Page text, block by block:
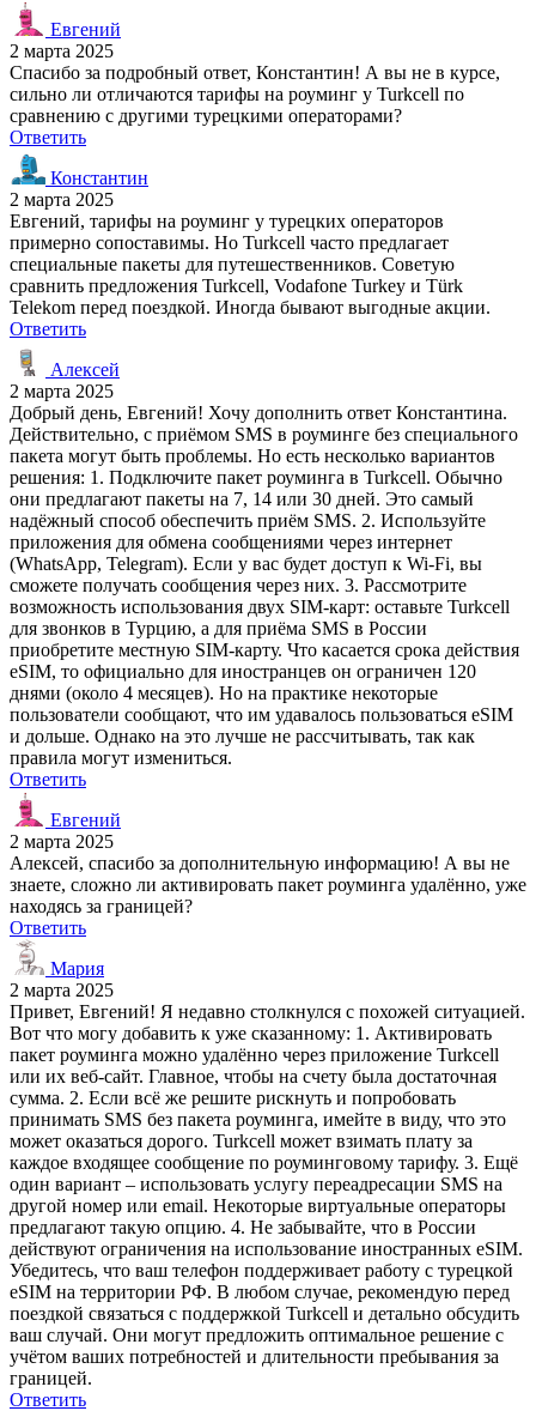
Евгений
2 марта 2025
Спасибо за подробный ответ, Константин! А вы не в курсе,
сильно ли отличаются тарифы на роуминг у Turkcell по
сравнению с другими турецкими операторами?
Ответить
Константин
2 марта 2025
Евгений, тарифы на роуминг у турецких операторов
примерно сопоставимы. Но Turkcell часто предлагает
специальные пакеты для путешественников. Советую
сравнить предложения Turkcell, Vodafone Turkey и Türk
Telekom перед поездкой. Иногда бывают выгодные акции.
Ответить
Алексей
2 марта 2025
Добрый день, Евгений! Хочу дополнить ответ Константина.
Действительно, с приёмом SMS в роуминге без специального
пакета могут быть проблемы. Но есть несколько вариантов
решения: 1. Подключите пакет роуминга в Turkcell. Обычно
они предлагают пакеты на 7, 14 или 30 дней. Это самый
надёжный способ обеспечить приём SMS. 2. Используйте
приложения для обмена сообщениями через интернет
(WhatsApp, Telegram). Если у вас будет доступ к Wi-Fi, вы
сможете получать сообщения через них. 3. Рассмотрите
возможность использования двух SIM-карт: оставьте Turkcell
для звонков в Турцию, а для приёма SMS в России
приобретите местную SIM-карту. Что касается срока действия
eSIM, то официально для иностранцев он ограничен 120
днями (около 4 месяцев). Но на практике некоторые
пользователи сообщают, что им удавалось пользоваться eSIM
и дольше. Однако на это лучше не рассчитывать, так как
правила могут измениться.
Ответить
Евгений
2 марта 2025
Алексей, спасибо за дополнительную информацию! А вы не
знаете, сложно ли активировать пакет роуминга удалённо, уже
находясь за границей?
Ответить
Мария
2 марта 2025
Привет, Евгений! Я недавно столкнулся с похожей ситуацией.
Вот что могу добавить к уже сказанному: 1. Активировать
пакет роуминга можно удалённо через приложение Turkcell
или их веб-сайт. Главное, чтобы на счету была достаточная
сумма. 2. Если всё же решите рискнуть и попробовать
принимать SMS без пакета роуминга, имейте в виду, что это
может оказаться дорого. Turkcell может взимать плату за
каждое входящее сообщение по роуминговому тарифу. 3. Ещё
один вариант – использовать услугу переадресации SMS на
другой номер или email. Некоторые виртуальные операторы
предлагают такую опцию. 4. Не забывайте, что в России
действуют ограничения на использование иностранных eSIM.
Убедитесь, что ваш телефон поддерживает работу с турецкой
eSIM на территории РФ. В любом случае, рекомендую перед
поездкой связаться с поддержкой Turkcell и детально обсудить
ваш случай. Они могут предложить оптимальное решение с
учётом ваших потребностей и длительности пребывания за
границей.
Ответить